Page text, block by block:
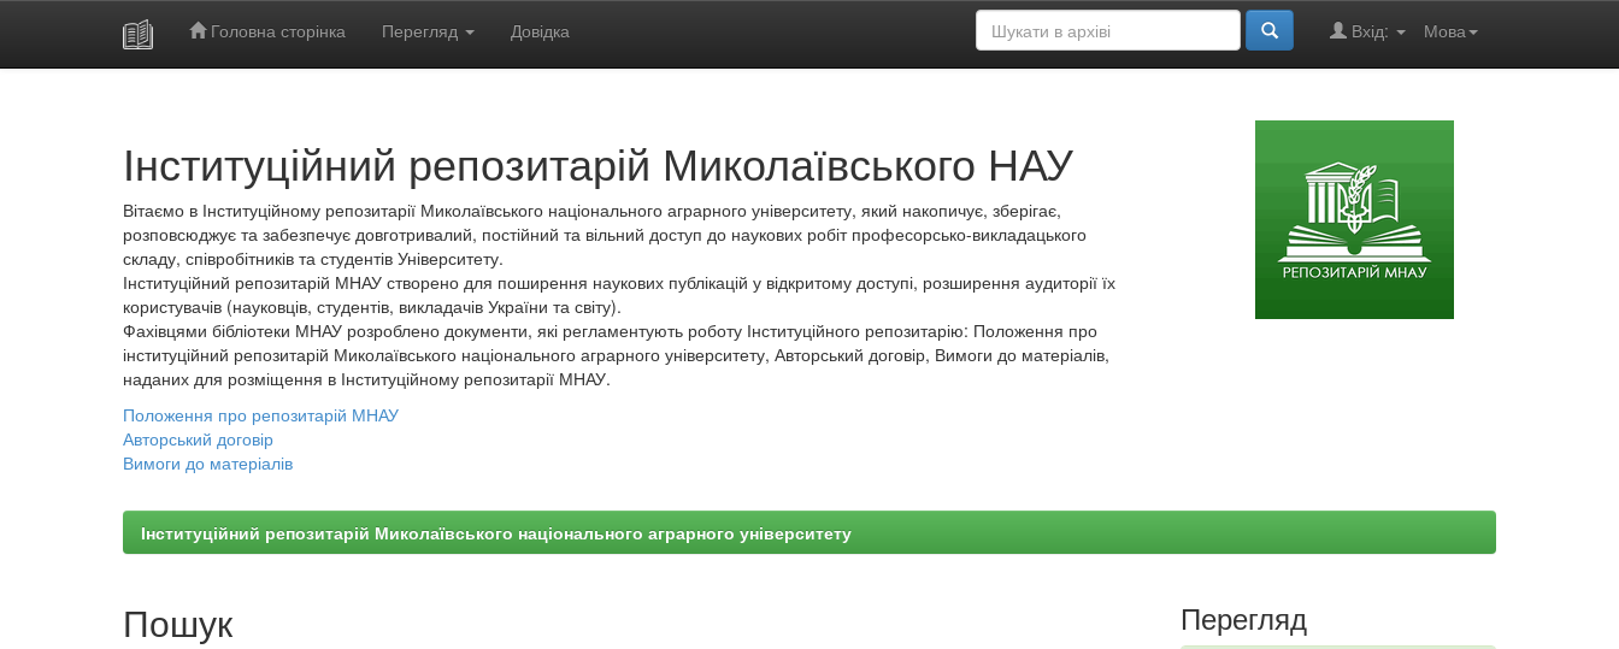
Головна сторінка Перегляд Довідка Мова
Вхід:
Інституційний репозитарій Миколаївського НАУ
Вітаємо в Інституційному репозитарії Миколаївського національного аграрного університету, який накопичує, зберігає,
розповсюджує та забезпечує довготривалий, постійний та вільний доступ до наукових робіт професорсько-викладацького
складу, співробітників та студентів Університету.
Інституційний репозитарій МНАУ створено для поширення наукових публікацій у відкритому доступі, розширення аудиторії їх
користувачів (науковців, студентів, викладачів України та світу).
Фахівцями бібліотеки МНАУ розроблено документи, які регламентують роботу Інституційного репозитарію: Положення про
інституційний репозитарій Миколаївського національного аграрного університету, Авторський договір, Вимоги до матеріалів,
наданих для розміщення в Інституційному репозитарії МНАУ.
Положення про репозитарій МНАУ
Авторський договір
Вимоги до матеріалів
Інституційний репозитарій Миколаївського національного аграрного університету
Пошук Перегляд